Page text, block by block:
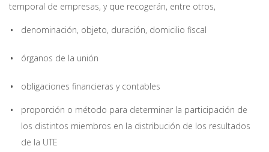
temporal de empresas, y que recogerán, entre otros,
denominación, objeto, duración, domicilio fiscal
órganos de la unión
obligaciones financieras y contables
proporción o método para determinar la participación de
los distintos miembros en la distribución de los resultados
de la UTE